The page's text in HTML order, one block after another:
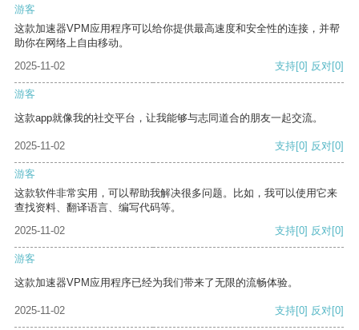
游客
这款加速器VPM应用程序可以给你提供最高速度和安全性的连接，并帮
助你在网络上自由移动。
2025-11-02
支持[0] 反对[0]
游客
这款app就像我的社交平台，让我能够与志同道合的朋友一起交流。
2025-11-02 支持[0] 反对[0]
游客
这款软件非常实用，可以帮助我解决很多问题。比如，我可以使用它来
查找资料、翻译语言、编写代码等。
2025-11-02
支持[0] 反对[0]
游客
这款加速器VPM应用程序已经为我们带来了无限的流畅体验。
2025-11-02 支持[0] 反对[0]